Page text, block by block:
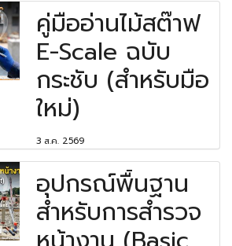
คู่มืออ่านไม้สต๊าฟ
E-Scale ฉบับ
กระชับ (สำหรับมือ
ใหม่)
3 ส.ค. 2569
อุปกรณ์พื้นฐาน
สำหรับการสำรวจ